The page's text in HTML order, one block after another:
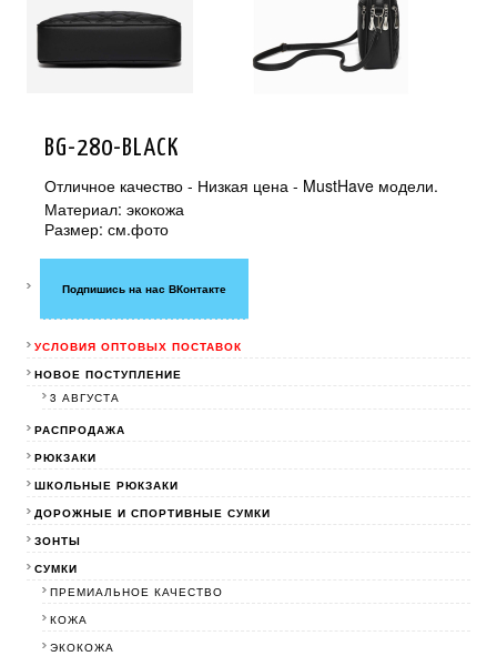
BG-280-BLACK
Отличное качество - Низкая цена - MustHave модели.
Материал: экокожа
Размер: см.фото
Подпишись на нас ВКонтакте
УСЛОВИЯ ОПТОВЫХ ПОСТАВОК
НОВОЕ ПОСТУПЛЕНИЕ
3 АВГУСТА
РАСПРОДАЖА
РЮКЗАКИ
ШКОЛЬНЫЕ РЮКЗАКИ
ДОРОЖНЫЕ И СПОРТИВНЫЕ СУМКИ
ЗОНТЫ
СУМКИ
ПРЕМИАЛЬНОЕ КАЧЕСТВО
КОЖА
ЭКОКОЖА